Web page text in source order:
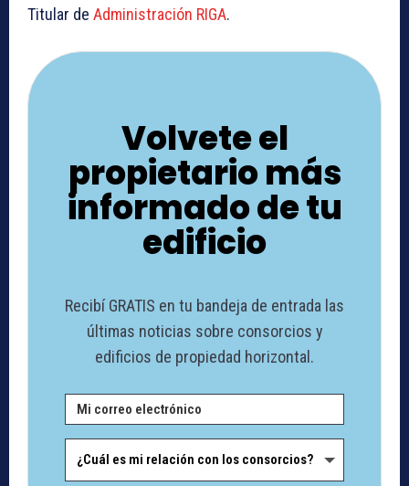
Titular de Administración RIGA.
Volvete el
propietario más
informado de tu
edificio
Recibí GRATIS en tu bandeja de entrada las
últimas noticias sobre consorcios y
edificios de propiedad horizontal.